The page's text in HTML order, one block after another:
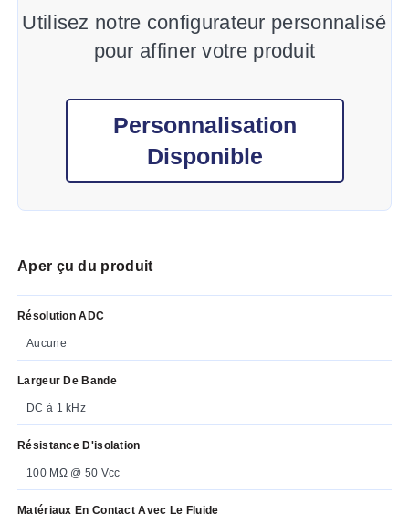
Utilisez notre configurateur personnalisé
pour affiner votre produit
Personnalisation
Disponible
Aper çu du produit
Résolution ADC
Aucune
Largeur De Bande
DC à 1 kHz
Résistance D'isolation
100 MΩ @ 50 Vcc
Matériaux En Contact Avec Le Fluide